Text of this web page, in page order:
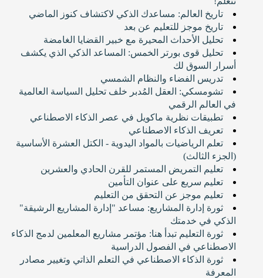
تاريخ العالم: مساعدك الذكي لاكتشاف كنوز الماضي
تاريخ موجز للتعليم عن بعد
تحليل الأحداث المحيرة مع خبير القضايا الغامضة
تحليل قوى بورتر الخمس: المساعد الذكي الذي يكشف
أسرار السوق لك
تدريس الفضاء والنظام الشمسي
تشومسكي: العقل المُدبر خلف تحليل السياسة العالمية
في العالم الرقمي
تطبيقات نظرية ماكويل في عصر الذكاء الاصطناعي
تعريف الذكاء الاصطناعي
تعلم الرياضيات بالمواد اليدوية - الكتل العشرة الأساسية
(الجزء الثالث)
تعليم التمريض المستمر للقرن الحادي والعشرين
تعليم سريع على عنوان التأمين
تعليم موجز عن التحقق من التعليم
ثورة إدارة المشاريع: مساعد "إدارة المشاريع الرشيقة"
الذكي في خدمتك
ثورة التعليم تبدأ هنا: مؤتمر مشاريع المعلمين لدمج الذكاء
الاصطناعي في الفصول الدراسية
ثورة الذكاء الاصطناعي في التعلم الذاتي وتغيير مصادر
المعرفة